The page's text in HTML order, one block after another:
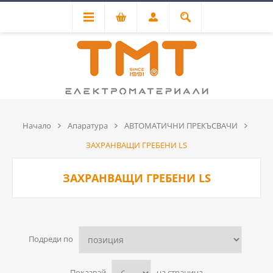
Начало Апаратура
АВТОМАТИЧНИ ПРЕКЪСВАЧИ
ЗАХРАНВАЩИ ГРЕБЕНИ LS
ЗАХРАНВАЩИ ГРЕБЕНИ LS
Подреди по